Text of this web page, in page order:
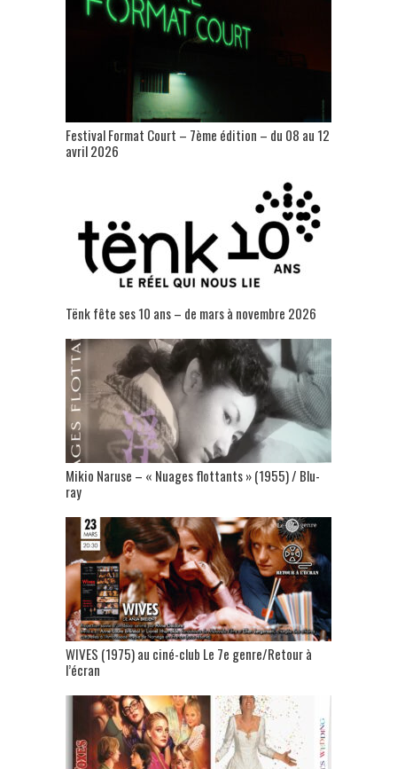
Festival Format Court – 7ème édition – du 08 au 12
avril 2026
Tënk fête ses 10 ans – de mars à novembre 2026
Mikio Naruse – « Nuages flottants » (1955) / Blu-
ray
WIVES (1975) au ciné-club Le 7e genre/Retour à
l’écran